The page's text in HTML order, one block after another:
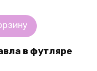
в футляре